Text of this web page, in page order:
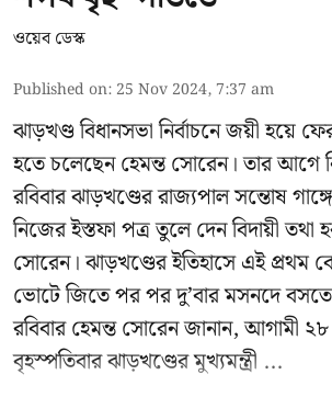
ওয়েব ডেস্ক
Published on: 25 Nov 2024, 7:37 am
ঝাড়খণ্ড বিধানসভা নির্বাচনে জয়ী হয়ে
হতে চলেছেন হেমন্ত সোরেন। তার আগে
রবিবার ঝাড়খণ্ডের রাজ্যপাল সন্তোষ
নিজের ইস্তফা পত্র তুলে দেন বিদায়ী তথা
সোরেন। ঝাড়খণ্ডের ইতিহাসে এই প্রথম
ভোটে জিতে পর পর দু’বার মসনদে
রবিবার হেমন্ত সোরেন জানান, আগামী
বৃহস্পতিবার ঝাড়খণ্ডের মুখ্যমন্ত্রী ...